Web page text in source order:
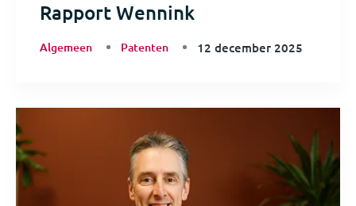
Rapport Wennink
Algemeen Patenten 12 december 2025